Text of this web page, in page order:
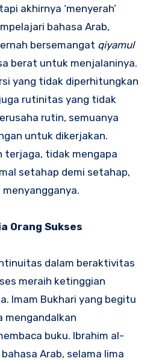
akhirnya ‘menyerah’
bahasa Arab,
bersemangat qiyamul
berat untuk menjalaninya.
yang tidak diperhitungkan
rutinitas yang tidak
rutin, semuanya
untuk dikerjakan.
tidak mengapa
setahap demi setahap,
Orang Sukses
dalam beraktivitas
meraih ketinggian
Imam Bukhari yang begitu
mengandalkan
buku. Ibrahim al-
Arab, selama lima